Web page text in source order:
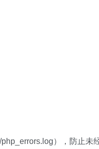
），防止未